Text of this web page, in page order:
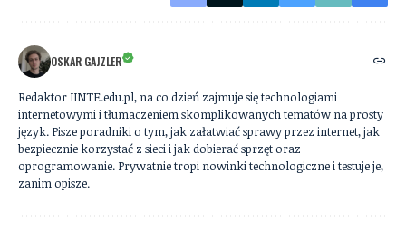
OSKAR GAJZLER
Redaktor IINTE.edu.pl, na co dzień zajmuje się technologiami
internetowymi i tłumaczeniem skomplikowanych tematów na prosty
język. Pisze poradniki o tym, jak załatwiać sprawy przez internet, jak
bezpiecznie korzystać z sieci i jak dobierać sprzęt oraz
oprogramowanie. Prywatnie tropi nowinki technologiczne i testuje je,
zanim opisze.